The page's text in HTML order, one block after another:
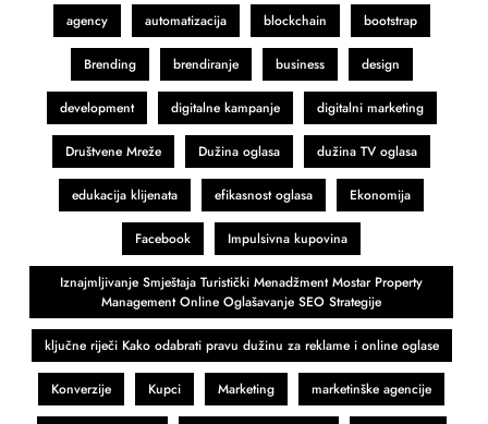
agency automatizacija blockchain bootstrap
Brending brendiranje business design
development digitalne kampanje digitalni marketing
Društvene Mreže Dužina oglasa dužina TV oglasa
edukacija klijenata efikasnost oglasa Ekonomija
Facebook Impulsivna kupovina
Iznajmljivanje Smještaja Turistički Menadžment Mostar Property
Management Online Oglašavanje SEO Strategije
ključne riječi Kako odabrati pravu dužinu za reklame i online oglase
Konverzije Kupci Marketing marketinške agencije